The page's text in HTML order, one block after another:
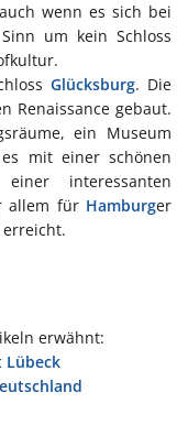
wenn es sich bei
um kein Schloss
Glücksburg. Die
Renaissance gebaut.
ein Museum
mit einer schönen
interessanten
allem für Hamburger
erreicht.
erwähnt:
Lübeck